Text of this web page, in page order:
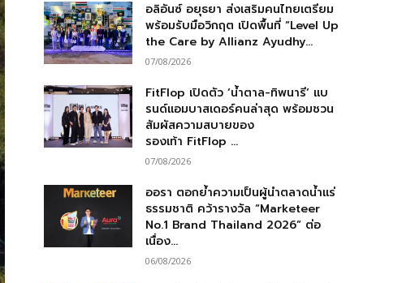
อลิอันซ์ อยุธยา ส่งเสริมคนไทยเตรียม
พร้อมรับมือวิกฤต เปิดพื้นที่ “Level Up
the Care by Allianz Ayudhy...
07/08/2026
FitFlop เปิดตัว ‘น้ำตาล-ทิพนารี’ แบ
รนด์แอมบาสเดอร์คนล่าสุด พร้อมชวน
สัมผัสความสบายของ
รองเท้า FitFlop ...
07/08/2026
ออรา ตอกย้ำความเป็นผู้นำตลาดน้ำแร่
ธรรมชาติ คว้ารางวัล “Marketeer
No.1 Brand Thailand 2026” ต่อ
เนื่อง...
06/08/2026